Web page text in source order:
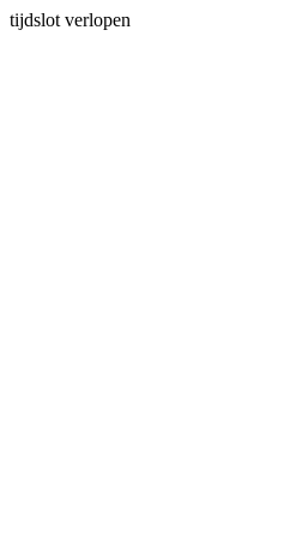
tijdslot verlopen